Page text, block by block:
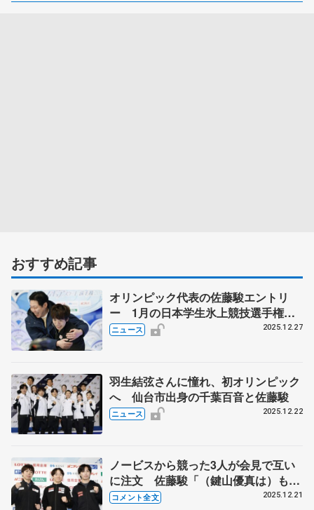
おすすめ記事
オリンピック代表の佐藤駿エントリ
ー 1月の日本学生氷上競技選手権
女子は住吉りをん、今季限りで引退の
ニュース 2025.12.27
羽生結弦さんに憧れ、初オリンピック
へ 仙台市出身の千葉百音と佐藤駿
ニュース 2025.12.22
ノービスから競った3人が会見で互い
に注文 佐藤駿「（鍵山優真は）もう
ちょっと乱れた方が…」 三浦佳生、
コメント全文 2025.12.21